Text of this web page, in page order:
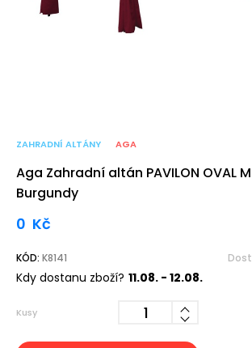
ZAHRADNÍ ALTÁNY AGA
Aga Zahradní altán PAVILON OVAL
Burgundy
0 Kč
KÓD: K8141
Kdy dostanu zboží? 11.08. - 12.08.
Kusy